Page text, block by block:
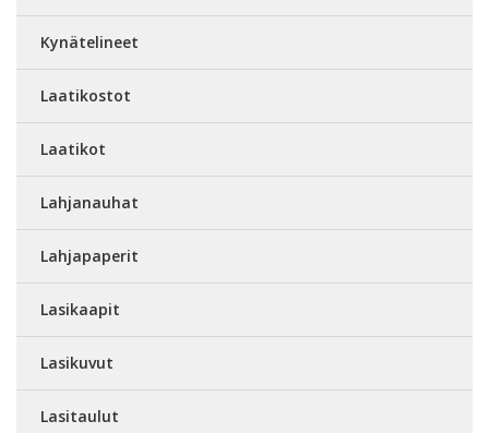
Kynätelineet
Laatikostot
Laatikot
Lahjanauhat
Lahjapaperit
Lasikaapit
Lasikuvut
Lasitaulut